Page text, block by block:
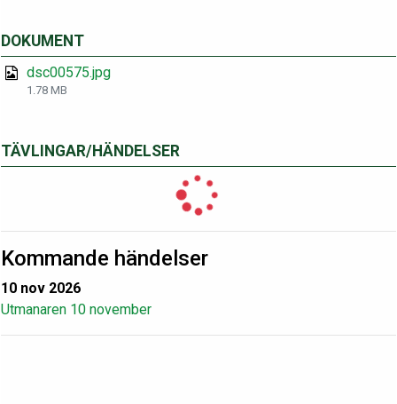
DOKUMENT
dsc00575.jpg
1.78 MB
TÄVLINGAR/HÄNDELSER
Kommande händelser
10 nov 2026
Utmanaren 10 november